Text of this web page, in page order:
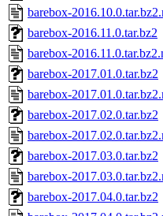
barebox-
barebox-2016.11.0.tar.bz2
barebox-
barebox-2017.01.0.tar.bz2
barebox-
barebox-2017.02.0.tar.bz2
barebox-
barebox-2017.03.0.tar.bz2
barebox-
barebox-2017.04.0.tar.bz2